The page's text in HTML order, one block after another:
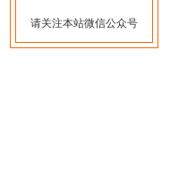
请关注本站微信公众号